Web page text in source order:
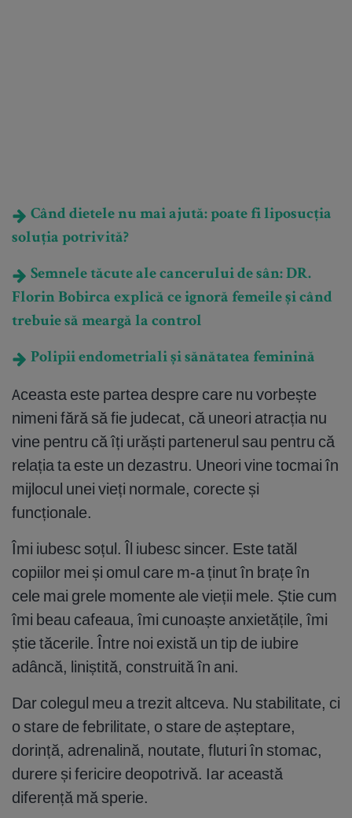
Când dietele nu mai ajută: poate fi liposucția
soluția potrivită?
Semnele tăcute ale cancerului de sân: DR.
Florin Bobirca explică ce ignoră femeile și când
trebuie să meargă la control
Polipii endometriali și sănătatea feminină
Aceasta este partea despre care nu vorbește
nimeni fără să fie judecat, că uneori atracția nu
vine pentru că îți urăști partenerul sau pentru că
relația ta este un dezastru. Uneori vine tocmai în
mijlocul unei vieți normale, corecte și
funcționale.
Îmi iubesc soțul. Îl iubesc sincer. Este tatăl
copiilor mei și omul care m-a ținut în brațe în
cele mai grele momente ale vieții mele. Știe cum
îmi beau cafeaua, îmi cunoaște anxietățile, îmi
știe tăcerile. Între noi există un tip de iubire
adâncă, liniștită, construită în ani.
Dar colegul meu a trezit altceva. Nu stabilitate, ci
o stare de febrilitate, o stare de așteptare,
dorință, adrenalină, noutate, fluturi în stomac,
durere și fericire deopotrivă. Iar această
diferență mă sperie.